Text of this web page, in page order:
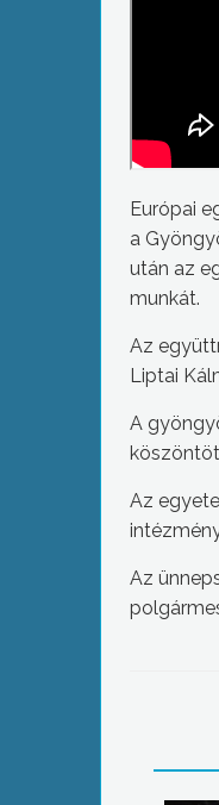
Európai
a
után az
munkát.
Az
Liptai
A
Az
Az